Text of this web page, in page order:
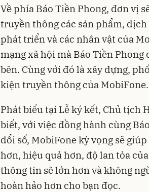
Về phía Báo Tiền Phong, đơn vị
truyền thông các sản phẩm,
phát triển và các nhân vật của
mạng xã hội mà Báo Tiền
bên. Cùng với đó là xây dựng,
kiện truyền thông của MobiFone.
Phát biểu tại Lễ ký kết, Chủ tịch
biết, với việc đồng hành cùng
đổi số, MobiFone kỳ vọng sẽ
hơn, hiệu quả hơn, độ lan tỏa
thông tin sẽ lớn hơn và không
hoàn hảo hơn cho bạn đọc.